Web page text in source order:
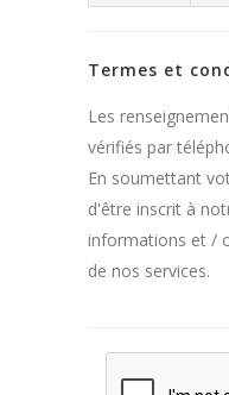
Termes et
Les
vérifiés par
En soumettant
d'être inscrit à
informations et /
de nos services.